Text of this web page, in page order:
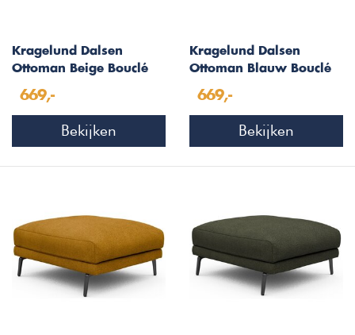
Kragelund Dalsen
Ottoman Beige Bouclé
669,-
Bekijken
Kragelund Dalsen
Ottoman Blauw Bouclé
669,-
Bekijken